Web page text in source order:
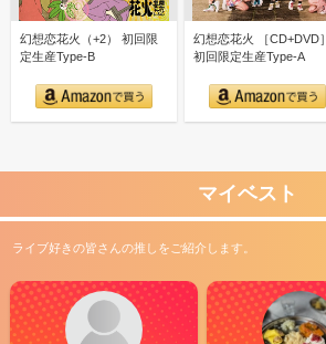
幻想恋花火（+2） 初回限
定生産Type-B
幻想恋花火 ［CD+DVD］
初回限定生産Type-A
マイベスト
ライブ好きの皆さんの推しをご紹介します。